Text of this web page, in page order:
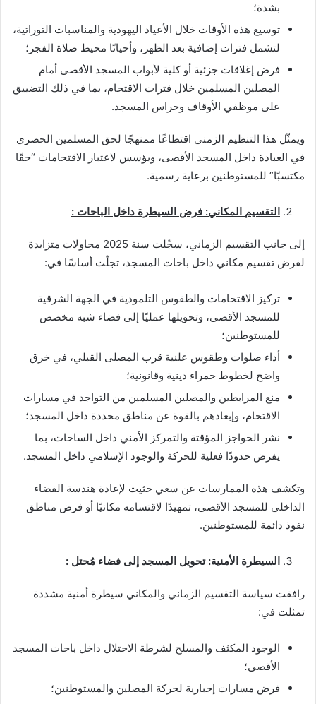
بشدة؛
توسيع هذه الأوقات خلال الأعياد اليهودية والمناسبات التوراتية،
لتشمل فترات إضافية بعد الظهر، وأحيانًا محيط صلاة الفجر؛
فرض إغلاقات جزئية أو كلية لأبواب المسجد الأقصى أمام
المصلين المسلمين خلال فترات الاقتحام، بما في ذلك التضييق
على موظفي الأوقاف وحراس المسجد.
ويمثّل هذا التنظيم الزمني اقتطاعًا ممنهجًا لحق المسلمين الحصري
في العبادة داخل المسجد الأقصى، ويؤسس لاعتبار الاقتحامات “حقًا
مكتسبًا” للمستوطنين برعاية رسمية.
التقسيم المكاني: فرض السيطرة داخل الباحات :
إلى جانب التقسيم الزماني، سجّلت سنة 2025 محاولات متزايدة
لفرض تقسيم مكاني داخل باحات المسجد، تجلّت أساسًا في:
تركيز الاقتحامات والطقوس التلمودية في الجهة الشرقية
للمسجد الأقصى، وتحويلها عمليًا إلى فضاء شبه مخصص
للمستوطنين؛
أداء صلوات وطقوس علنية قرب المصلى القبلي، في خرق
واضح لخطوط حمراء دينية وقانونية؛
منع المرابطين والمصلين المسلمين من التواجد في مسارات
الاقتحام، وإبعادهم بالقوة عن مناطق محددة داخل المسجد؛
نشر الحواجز المؤقتة والتمركز الأمني داخل الساحات، بما
يفرض حدودًا فعلية للحركة والوجود الإسلامي داخل المسجد.
وتكشف هذه الممارسات عن سعي حثيث لإعادة هندسة الفضاء
الداخلي للمسجد الأقصى، تمهيدًا لاقتسامه مكانيًا أو فرض مناطق
نفوذ دائمة للمستوطنين.
السيطرة الأمنية: تحويل المسجد إلى فضاء مُحتل :
رافقت سياسة التقسيم الزماني والمكاني سيطرة أمنية مشددة
تمثلت في:
الوجود المكثف والمسلح لشرطة الاحتلال داخل باحات المسجد
الأقصى؛
فرض مسارات إجبارية لحركة المصلين والمستوطنين؛